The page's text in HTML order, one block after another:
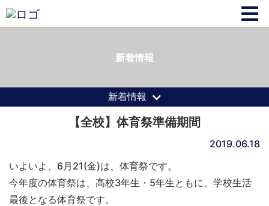
新着情報
新着情報
【全校】体育祭準備期間
2019.06.18
いよいよ、6月21(金)は、体育祭です。
今年度の体育祭は、高校3年生・5年生ともに、学校生活
最後となる体育祭です。